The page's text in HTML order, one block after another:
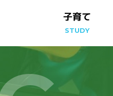
子育て
STUDY